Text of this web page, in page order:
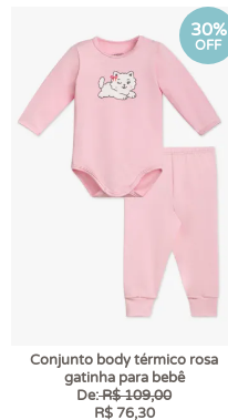
30%
OFF
Conjunto body térmico rosa
gatinha para bebê
De:R$ 109,00
R$ 76,30